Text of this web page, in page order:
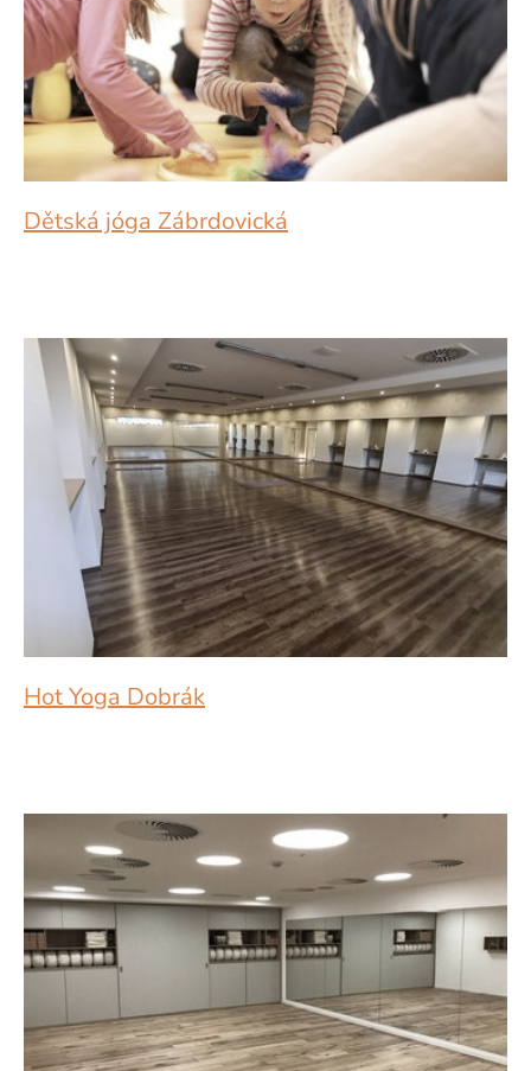
Dětská jóga Zábrdovická
Hot Yoga Dobrák